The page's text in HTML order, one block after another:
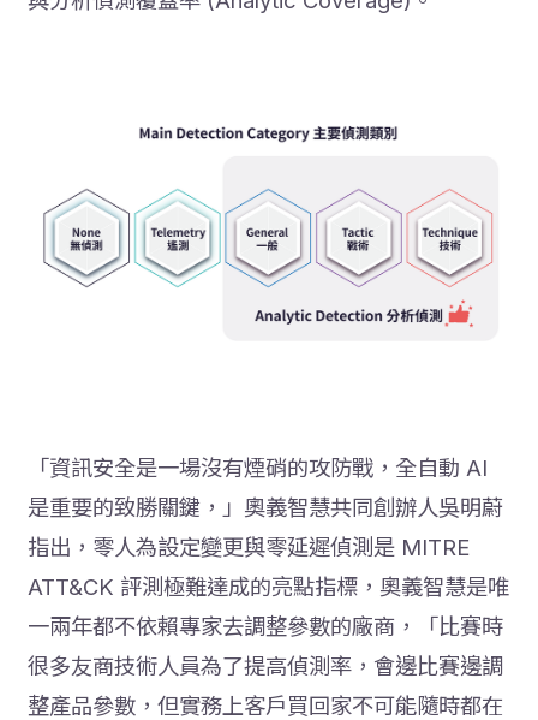
「資訊安全是一場沒有煙硝的攻防戰，全自動 AI
是重要的致勝關鍵，」奧義智慧共同創辦人吳明蔚
指出，零人為設定變更與零延遲偵測是 MITRE
ATT&CK 評測極難達成的亮點指標，奧義智慧是唯
一兩年都不依賴專家去調整參數的廠商，「比賽時
很多友商技術人員為了提高偵測率，會邊比賽邊調
整產品參數，但實務上客戶買回家不可能隨時都在